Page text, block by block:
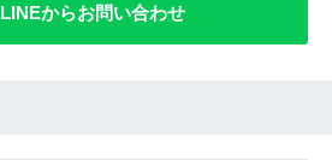
LINEからお問い合わせ